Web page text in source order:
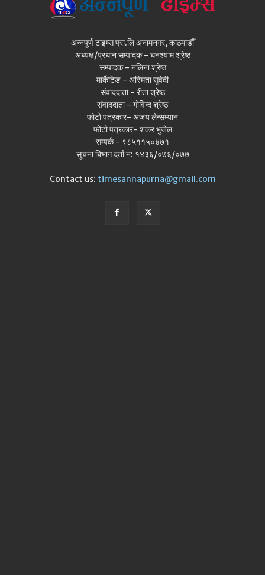
अन्नपूर्ण टाइम्स प्रा.लि अनामनगर, काठमाडौँ
अध्यक्ष/प्रधान सम्पादक - घनश्याम श्रेष्ठ
सम्पादक - नलिना श्रेष्ठ
मार्केटिङ - अस्मिता सुवेदी
संवाददाता - रीता श्रेष्ठ
संवाददाता - गोविन्द श्रेष्ठ
फोटो पत्रकार- अजय लेन्सम्यान
फोटो पत्रकार- शंकर भुजेल
सम्पर्क - ९८५११५०४७१
सूचना बिभाग दर्ता न: १४३६/०७६/०७७
Contact us: timesannapurna@gmail.com